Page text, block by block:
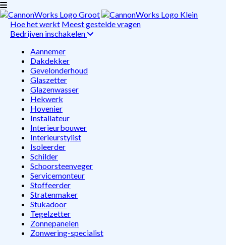
Hoe het werkt Meest gestelde vragen
Bedrijven inschakelen
Aannemer
Dakdekker
Gevelonderhoud
Glaszetter
Glazenwasser
Hekwerk
Hovenier
Installateur
Interieurbouwer
Interieurstylist
Isoleerder
Schilder
Schoorsteenveger
Servicemonteur
Stoffeerder
Stratenmaker
Stukadoor
Tegelzetter
Zonnepanelen
Zonwering-specialist